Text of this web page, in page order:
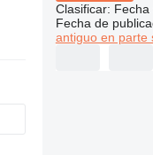
Clasificar: Fecha
Fecha de
antiguo en parte